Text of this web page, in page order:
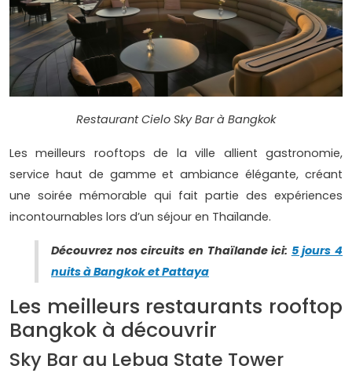
Restaurant Cielo Sky Bar à Bangkok
Les meilleurs rooftops de la ville allient gastronomie,
service haut de gamme et ambiance élégante, créant
une soirée mémorable qui fait partie des expériences
incontournables lors d’un séjour en Thaïlande.
Découvrez nos circuits en Thaïlande ici: 5 jours 4
nuits à Bangkok et Pattaya
Les meilleurs restaurants rooftop
Bangkok à découvrir
Sky Bar au Lebua State Tower